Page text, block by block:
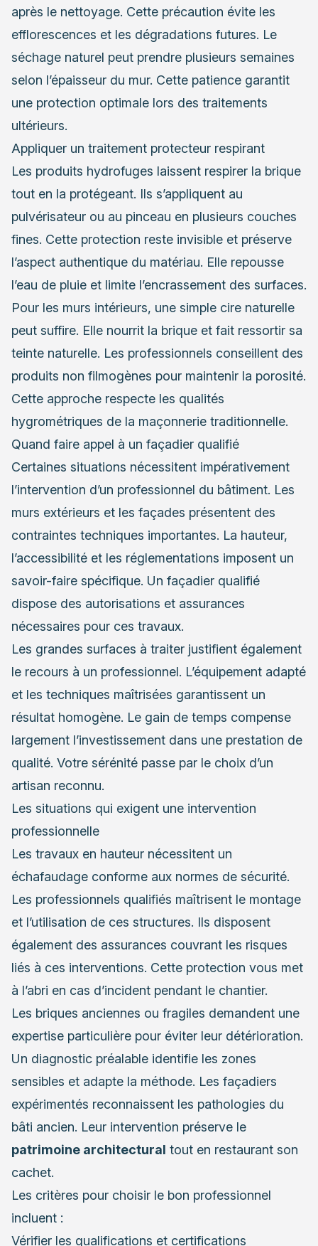
après le nettoyage. Cette précaution évite les
efflorescences et les dégradations futures. Le
séchage naturel peut prendre plusieurs semaines
selon l’épaisseur du mur. Cette patience garantit
une protection optimale lors des traitements
ultérieurs.
Appliquer un traitement protecteur respirant
Les produits hydrofuges laissent respirer la brique
tout en la protégeant. Ils s’appliquent au
pulvérisateur ou au pinceau en plusieurs couches
fines. Cette protection reste invisible et préserve
l’aspect authentique du matériau. Elle repousse
l’eau de pluie et limite l’encrassement des surfaces.
Pour les murs intérieurs, une simple cire naturelle
peut suffire. Elle nourrit la brique et fait ressortir sa
teinte naturelle. Les professionnels conseillent des
produits non filmogènes pour maintenir la porosité.
Cette approche respecte les qualités
hygrométriques de la maçonnerie traditionnelle.
Quand faire appel à un façadier qualifié
Certaines situations nécessitent impérativement
l’intervention d’un professionnel du bâtiment. Les
murs extérieurs et les façades présentent des
contraintes techniques importantes. La hauteur,
l’accessibilité et les réglementations imposent un
savoir-faire spécifique. Un façadier qualifié
dispose des autorisations et assurances
nécessaires pour ces travaux.
Les grandes surfaces à traiter justifient également
le recours à un professionnel. L’équipement adapté
et les techniques maîtrisées garantissent un
résultat homogène. Le gain de temps compense
largement l’investissement dans une prestation de
qualité. Votre sérénité passe par le choix d’un
artisan reconnu.
Les situations qui exigent une intervention
professionnelle
Les travaux en hauteur nécessitent un
échafaudage conforme aux normes de sécurité.
Les professionnels qualifiés maîtrisent le montage
et l’utilisation de ces structures. Ils disposent
également des assurances couvrant les risques
liés à ces interventions. Cette protection vous met
à l’abri en cas d’incident pendant le chantier.
Les briques anciennes ou fragiles demandent une
expertise particulière pour éviter leur détérioration.
Un diagnostic préalable identifie les zones
sensibles et adapte la méthode. Les façadiers
expérimentés reconnaissent les pathologies du
bâti ancien. Leur intervention préserve le
patrimoine architectural tout en restaurant son
cachet.
Les critères pour choisir le bon professionnel
incluent :
Vérifier les qualifications et certifications